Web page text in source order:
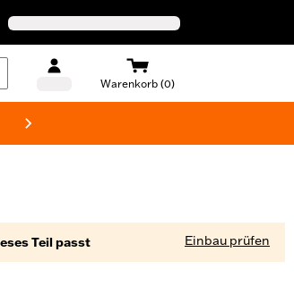
Warenkorb (0)
Teil passt Einbau prüfen